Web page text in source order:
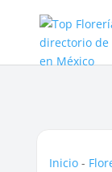
Inicio-